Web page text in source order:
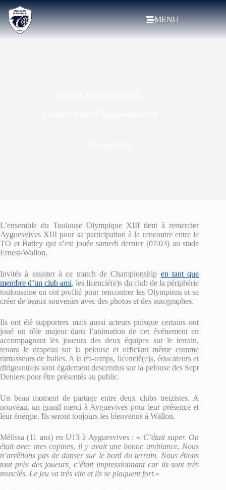
MENU
L’ensemble du Toulouse Olympique XIII tient à remercier
Ayguesvives XIII pour sa participation à la rencontre entre le
TO et Batley qui s’est jouée samedi dernier (07/03) au stade
Ernest-Wallon.
Invités à assister à ce match de Championship en tant que
membre d’un club ami, les licencié(e)s du club de la périphérie
toulousaine en ont profité pour rencontrer les Olympiens et se
créer de beaux souvenirs avec des photos et des autographes.
Ils ont été supporters mais aussi acteurs puisque certains ont
joué un rôle majeur dans l’animation de cet événement en
accompagnant les joueurs des deux équipes sur le terrain,
tenant le drapeau sur la pelouse et officiant même comme
ramasseurs de balles. A la mi-temps, licencié(e)s, éducateurs et
dirigeant(e)s sont également descendus sur la pelouse des Sept
Deniers pour être présentés au public.
Un beau moment de partage entre deux clubs treizistes. A
nouveau, un grand merci à Ayguevives pour leur présence et
leur énergie. Ils seront toujours les bienvenus à Wallon.
Mélissa (11 ans) en U13 à Ayguesvives : « C’était super. On
était avec mes copines, il y avait une bonne ambiance. Nous
n’arrêtions pas de danser sur le bord du terrain. Nous étions
tout près des joueurs, c’était impressionnant car ils sont très
musclés. Le jeu va très vite et ils se plaquent fort.«